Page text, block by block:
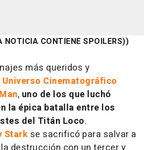
NOTICIA CONTIENE SPOILERS))
más queridos y
Universo Cinematográfico
, uno de los que luchó
la épica batalla entre los
del Titán Loco.
Stark se sacrificó para salvar a